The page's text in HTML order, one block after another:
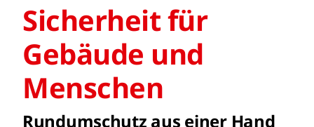
Sicherheit für
Gebäude und
Menschen
Rundumschutz aus einer Hand